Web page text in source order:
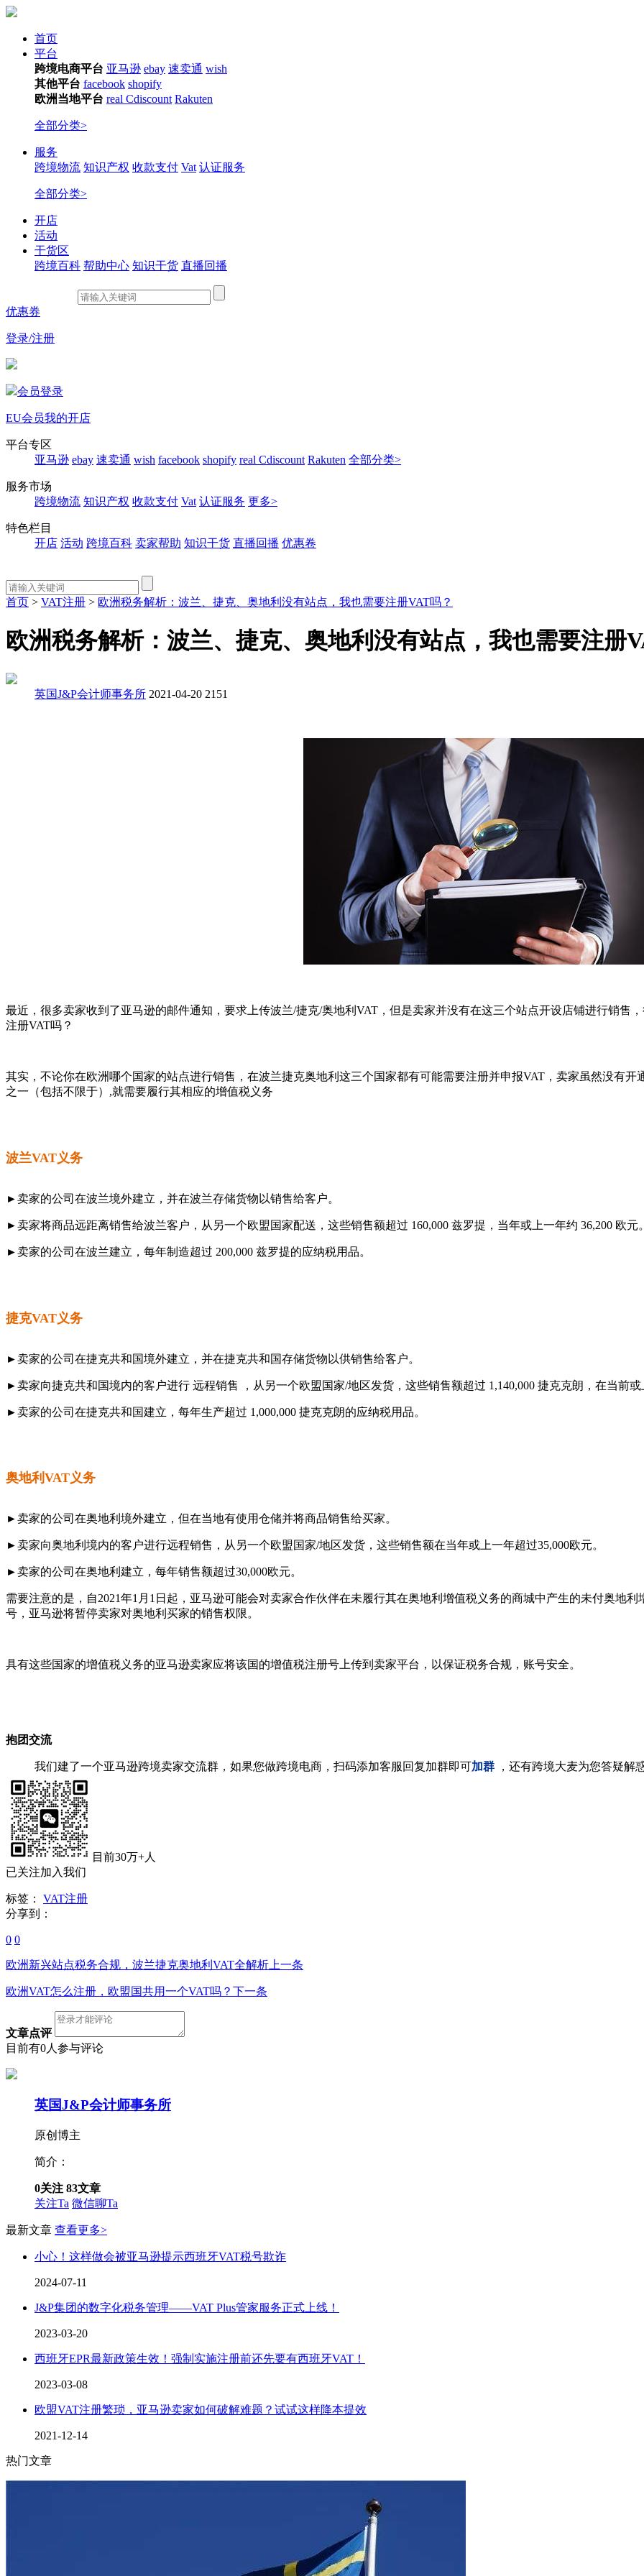
首页
平台
跨境电商平台 亚马逊 ebay 速卖通 wish
其他平台 facebook shopify
欧洲当地平台 real Cdiscount Rakuten
全部分类>
服务
跨境物流 知识产权 收款支付 Vat 认证服务
全部分类>
开店
活动
干货区
跨境百科 帮助中心 知识干货 直播回播
优惠券
登录/注册
会员登录
EU会员我的开店
平台专区
亚马逊 ebay 速卖通 wish facebook shopify real Cdiscount Rakuten 全部分类>
服务市场
跨境物流 知识产权 收款支付 Vat 认证服务 更多>
特色栏目
开店 活动 跨境百科 卖家帮助 知识干货 直播回播 优惠卷
首页 > VAT注册 > 欧洲税务解析：波兰、捷克、奥地利没有站点，我也需要注册VAT吗？
欧洲税务解析：波兰、捷克、奥地利没有站点，我也需要注册
英国J&P会计师事务所 2021-04-20 2151
最近，很多卖家收到了亚马逊的邮件通知，要求上传波兰/捷克/奥地利VAT，但是卖家并没有在这三个站点开设店铺进行销售
注册VAT吗？
其实，不论你在欧洲哪个国家的站点进行销售，在波兰捷克奥地利这三个国家都有可能需要注册并申报VAT，卖家虽然没有
之一（包括不限于）,就需要履行其相应的增值税义务
波兰VAT义务
►卖家的公司在波兰境外建立，并在波兰存储货物以销售给客户。
►卖家将商品远距离销售给波兰客户，从另一个欧盟国家配送，这些销售额超过 160,000 兹罗提，当年或上一年约 36,200 欧元
►卖家的公司在波兰建立，每年制造超过 200,000 兹罗提的应纳税用品。
捷克VAT义务
►卖家的公司在捷克共和国境外建立，并在捷克共和国存储货物以供销售给客户。
►卖家向捷克共和国境内的客户进行 远程销售 ，从另一个欧盟国家/地区发货，这些销售额超过 1,140,000 捷克克朗，在当前或
►卖家的公司在捷克共和国建立，每年生产超过 1,000,000 捷克克朗的应纳税用品。
奥地利VAT义务
►卖家的公司在奥地利境外建立，但在当地有使用仓储并将商品销售给买家。
►卖家向奥地利境内的客户进行远程销售，从另一个欧盟国家/地区发货，这些销售额在当年或上一年超过35,000欧元。
►卖家的公司在奥地利建立，每年销售额超过30,000欧元。
需要注意的是，自2021年1月1日起，亚马逊可能会对卖家合作伙伴在未履行其在奥地利增值税义务的商城中产生的未付奥地
号，亚马逊将暂停卖家对奥地利买家的销售权限。
具有这些国家的增值税义务的亚马逊卖家应将该国的增值税注册号上传到卖家平台，以保证税务合规，账号安全。
抱团交流
我们建了一个亚马逊跨境卖家交流群，如果您做跨境电商，扫码添加客服回复加群即可加群 ，还有跨境大麦为您答疑解
目前30万+人
已关注加入我们
标签：
VAT注册
分享到：
0 0
欧洲新兴站点税务合规，波兰捷克奥地利VAT全解析 上一条
欧洲VAT怎么注册，欧盟国共用一个VAT吗？ 下一条
文章点评
目前有0人参与评论
英国J&P会计师事务所
原创博主
简介：
0关注 83文章
关注Ta 微信聊Ta
最新文章 查看更多>
小心！这样做会被亚马逊提示西班牙VAT税号欺诈
2024-07-11
J&P集团的数字化税务管理——VAT Plus管家服务正式上线！
2023-03-20
西班牙EPR最新政策生效！强制实施注册前还先要有西班牙VAT！
2023-03-08
欧盟VAT注册繁琐，亚马逊卖家如何破解难题？试试这样降本提效
2021-12-14
热门文章